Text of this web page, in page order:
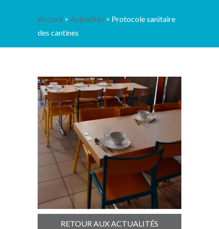
Accueil >Actualités > Protocole sanitaire
des cantines
RETOUR AUX ACTUALITÉS